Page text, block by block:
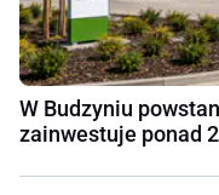
W Budzyniu
zainwestuje ponad